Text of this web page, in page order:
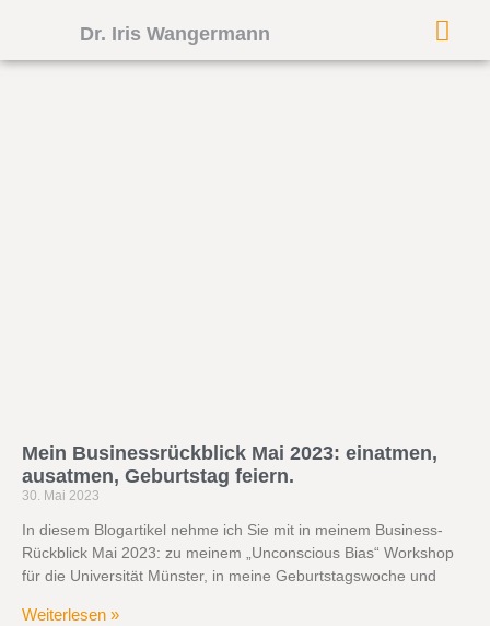
Dr. Iris Wangermann
Mein Businessrückblick Mai 2023: einatmen,
ausatmen, Geburtstag feiern.
30. Mai 2023
In diesem Blogartikel nehme ich Sie mit in meinem Business-
Rückblick Mai 2023: zu meinem „Unconscious Bias“ Workshop
für die Universität Münster, in meine Geburtstagswoche und
Weiterlesen »